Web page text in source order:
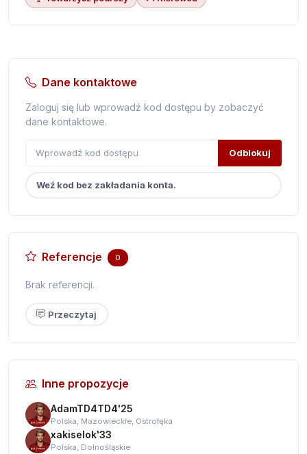
Dane kontaktowe
Zaloguj się lub wprowadź kod dostępu by zobaczyć
dane kontaktowe.
Odblokuj
Weź kod bez zakładania konta.
Referencje 0
Brak referencji.
Przeczytaj
Inne propozycje
AdamTD4TD4'25
Polska, Mazowieckie, Ostrołęka
xakiselok'33
Polska, Dolnośląskie